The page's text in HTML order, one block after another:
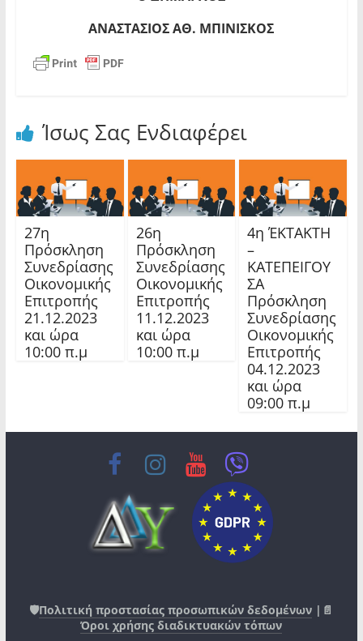
ΑΝΑΣΤΑΣΙΟΣ ΑΘ. ΜΠΙΝΙΣΚΟΣ
Ίσως Σας Ενδιαφέρει
27η
Πρόσκληση
Συνεδρίασης
Οικονομικής
Επιτροπής
21.12.2023
και ώρα
10:00 π.μ
26η
Πρόσκληση
Συνεδρίασης
Οικονομικής
Επιτροπής
11.12.2023
και ώρα
10:00 π.μ
4η ΈΚΤΑΚΤΗ
–
ΚΑΤΕΠΕΙΓΟΥ
ΣΑ
Πρόσκληση
Συνεδρίασης
Οικονομικής
Επιτροπής
04.12.2023
και ώρα
09:00 π.μ
🛡️Πολιτική προστασίας προσωπικών δεδομένων |📄
Όροι χρήσης διαδικτυακών τόπων